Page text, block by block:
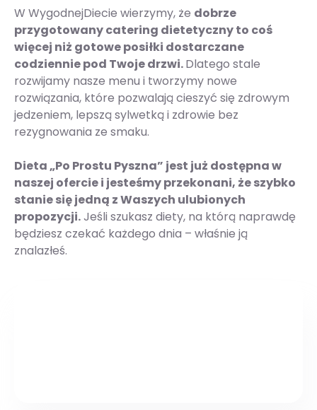
W WygodnejDiecie wierzymy, że dobrze
przygotowany catering dietetyczny to coś
więcej niż gotowe posiłki dostarczane
codziennie pod Twoje drzwi.Dlatego stale
rozwijamy nasze menu i tworzymy nowe
rozwiązania, które pozwalają cieszyć się zdrowym
jedzeniem, lepszą sylwetką i zdrowie bez
rezygnowania ze smaku.
Dieta „Po Prostu Pyszna” jest już dostępna w
naszej ofercie i jesteśmy przekonani, że szybko
stanie się jedną z Waszych ulubionych
propozycji.Jeśli szukasz diety, na którą naprawdę
będziesz czekać każdego dnia – właśnie ją
znalazłeś.